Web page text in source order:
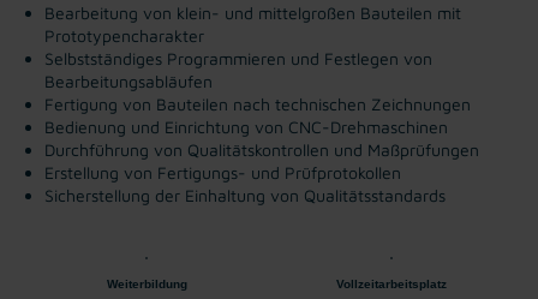
Bearbeitung von klein- und mittelgroßen Bauteilen mit
Prototypencharakter
Selbstständiges Programmieren und Festlegen von
Bearbeitungsabläufen
Fertigung von Bauteilen nach technischen Zeichnungen
Bedienung und Einrichtung von CNC-Drehmaschinen
Durchführung von Qualitätskontrollen und Maßprüfungen
Erstellung von Fertigungs- und Prüfprotokollen
Sicherstellung der Einhaltung von Qualitätsstandards
Weiterbildung Vollzeitarbeitsplatz